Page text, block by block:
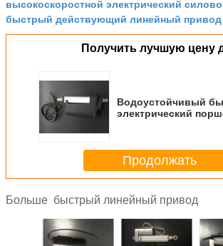
высокоскоростной электрический
быстрый действующий линейный привод
Получить лучшую цену
Водоустойчивый
электрический
Продолжать
Больше быстрый линейный привод